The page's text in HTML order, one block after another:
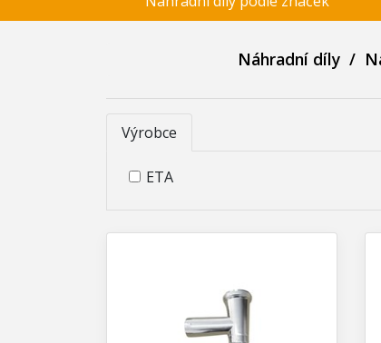
Náhradní díly/
Výrobce
ETA